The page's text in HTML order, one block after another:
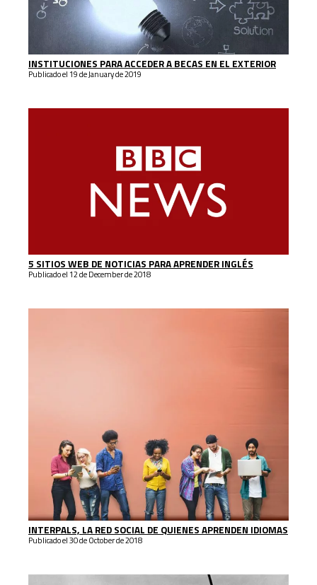
INSTITUCIONES PARA ACCEDER A BECAS EN EL EXTERIOR
Publicado el 19 de January de 2019
5 SITIOS WEB DE NOTICIAS PARA APRENDER INGLÉS
Publicado el 12 de December de 2018
INTERPALS, LA RED SOCIAL DE QUIENES APRENDEN IDIOMAS
Publicado el 30 de October de 2018